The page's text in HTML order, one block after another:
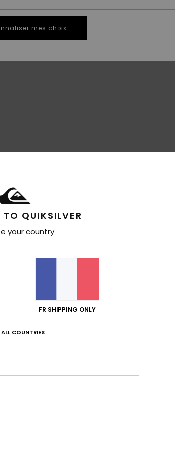
TO QUIKSILVER
your country
FR SHIPPING ONLY
ALL COUNTRIES
mes choix